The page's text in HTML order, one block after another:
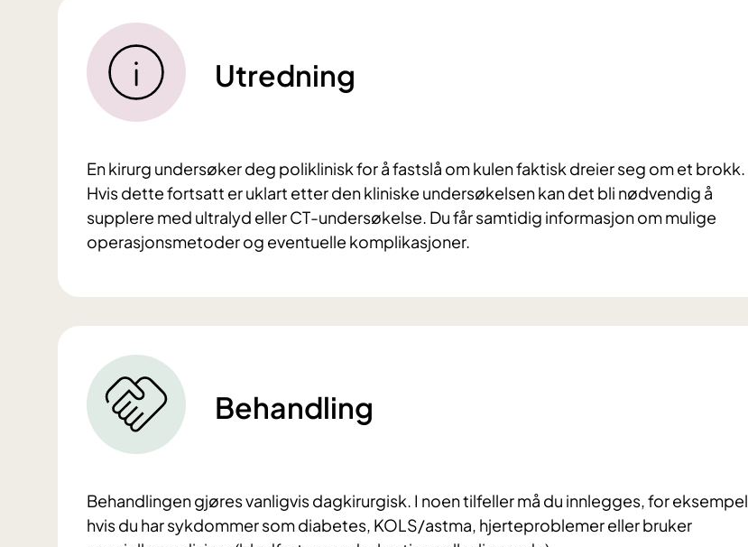
Utredning
En kirurg undersøker deg poliklinisk for å fastslå om kulen faktisk dreier seg om et brokk.
Hvis dette fortsatt er uklart etter den kliniske undersøkelsen kan det bli nødvendig å
supplere med ultralyd eller CT-undersøkelse. Du får samtidig informasjon om mulige
operasjonsmetoder og eventuelle komplikasjoner.
Behandling
Behandlingen gjøres vanligvis dagkirurgisk. I noen tilfeller må du innlegges, for eksempel
hvis du har sykdommer som diabetes, KOLS/astma, hjerteproblemer eller bruker